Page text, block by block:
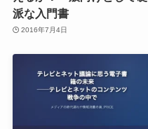
派な入門書
2016年7月4日